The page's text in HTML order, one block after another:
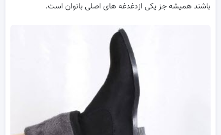
باشند همیشه جز یکی ازدغدغه های اصلی بانوان است.